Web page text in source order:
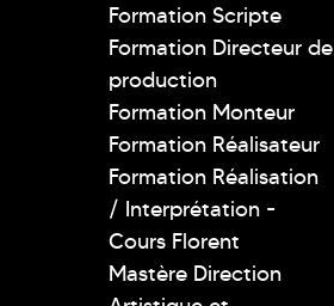
Formation Scripte
Formation Directeur de
production
Formation Monteur
Formation Réalisateur
Formation Réalisation
/ Interprétation -
Cours Florent
Mastère Direction